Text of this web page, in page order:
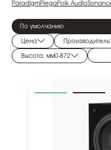
ParadigmPiegaPolk Audio
Acoustic EnergyASCENDOAudio
Bowers & Wilkins
ELTAX EmotivaEpisode FOCAL Gold
Lithe Audio Magnat
Цена Производитель
Высота, мм0-872
По умолчанию